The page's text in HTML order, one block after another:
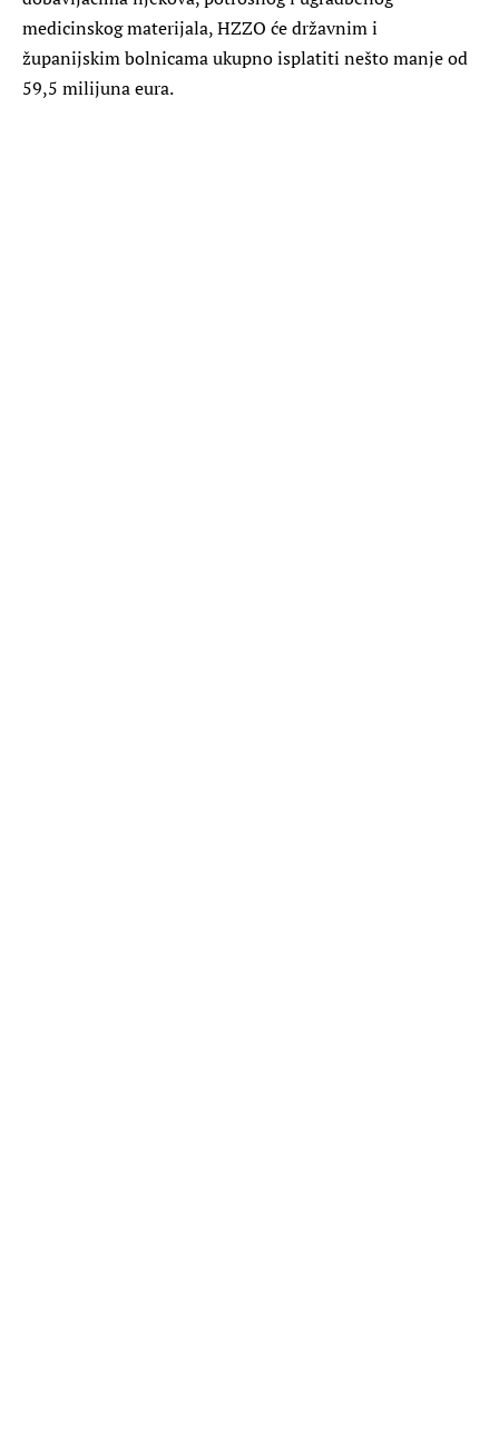
medicinskog materijala, HZZO će državnim i
županijskim bolnicama ukupno isplatiti nešto manje od
59,5 milijuna eura.